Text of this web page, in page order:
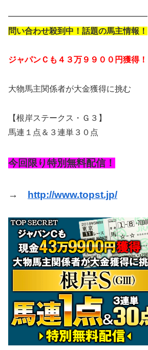
━━━━━━━━━━━━━━━━━
問い合わせ殺到中！話題の馬主情報！
ジャパンＣも４３万９９００円獲得！
大物馬主関係者が大金獲得に挑む
【根岸ステークス・Ｇ３】
馬連１点＆３連単３０点
今回限り特別無料配信！
→ http://www.topst.jp/